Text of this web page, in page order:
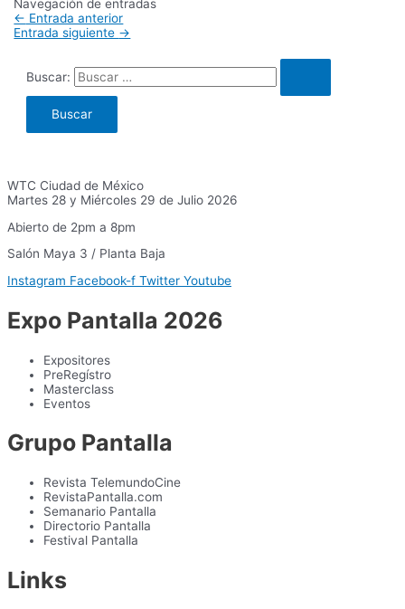
Navegación de entradas
← Entrada anterior
Entrada siguiente →
Buscar:
WTC Ciudad de México
Martes 28 y Miércoles 29 de Julio 2026
Abierto de 2pm a 8pm
Salón Maya 3 / Planta Baja
Instagram Facebook-f Twitter Youtube
Expo Pantalla 2026
Expositores
PreRegístro
Masterclass
Eventos
Grupo Pantalla
Revista TelemundoCine
RevistaPantalla.com
Semanario Pantalla
Directorio Pantalla
Festival Pantalla
Links